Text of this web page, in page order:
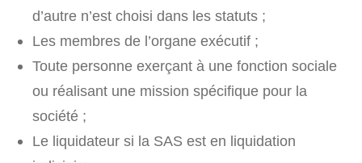
d’autre n’est choisi dans les statuts ;
Les membres de l’organe exécutif ;
Toute personne exerçant à une fonction sociale
ou réalisant une mission spécifique pour la
société ;
Le liquidateur si la SAS est en liquidation